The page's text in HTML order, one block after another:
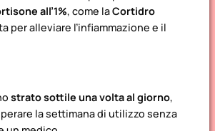
all’1%, come laCortidro
per alleviare l’infiammazione e il
strato sottile una volta al giorno,
la settimana di utilizzo senza